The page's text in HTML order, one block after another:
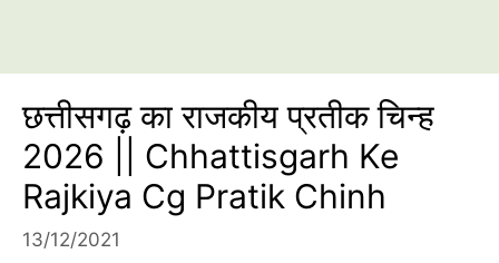
छत्तीसगढ़ का राजकीय प्रतीक चिन्ह
2026 || Chhattisgarh Ke
Rajkiya Cg Pratik Chinh
13/12/2021